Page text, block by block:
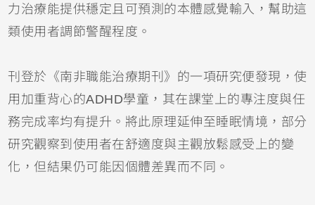
力治療能提供穩定且可預測的本體感覺輸入，幫助這
類使用者調節警醒程度。
刊登於《南非職能治療期刊》的一項研究便發現，使
用加重背心的ADHD學童，其在課堂上的專注度與任
務完成率均有提升。將此原理延伸至睡眠情境，部分
研究觀察到使用者在舒適度與主觀放鬆感受上的變
化，但結果仍可能因個體差異而不同。